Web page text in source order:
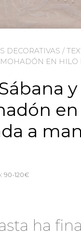
DECORATIVAS /
EN HILO
y
a
90-120€
ha